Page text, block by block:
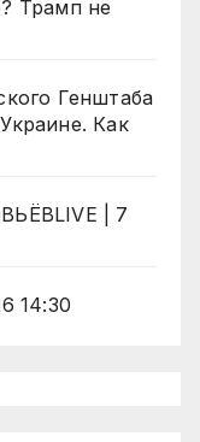
Трамп не
Генштаба
Как
| 7
14:30